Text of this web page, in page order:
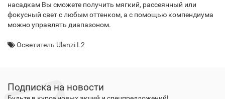
насадкам Вы сможете получить мягкий, рассеянный или
фокусный свет с любым оттенком, а с помощью компендиума
можно управлять диапазоном.
Осветитель Ulanzi L2
Подписка на новости